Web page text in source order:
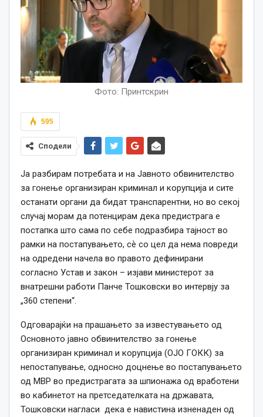
Фото: Принтскрин
595
Сподели
Ја разбирам потребата и на Јавното обвинителство
за гонење организиран криминал и корупција и сите
останати органи да бидат транспарентни, но во секој
случај морам да потенцирам дека предистрага е
постапка што сама по себе подразбира тајност во
рамки на постапувањето, сѐ со цел да нема повреди
на одредени начела во правото дефинирани
согласно Устав и закон – изјави министерот за
внатрешни работи Панче Тошковски во интервју за
„360 степени“.
Одговарајќи на прашањето за известувањето од
Основното јавно обвинителство за гонење
организиран криминал и корупција (ОЈО ГОКК) за
непостапување, односно доцнење во постапувањето
од МВР во предистрагата за шпионажа од вработени
во кабинетот на претседателката на државата,
Тошковски нагласи дека е навистина изненаден од